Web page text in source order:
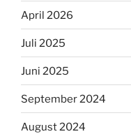
April 2026
Juli 2025
Juni 2025
September 2024
August 2024